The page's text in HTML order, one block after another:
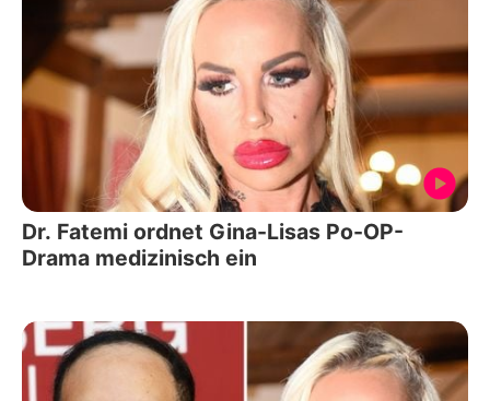
Dr. Fatemi ordnet Gina-Lisas Po-OP-
Drama medizinisch ein